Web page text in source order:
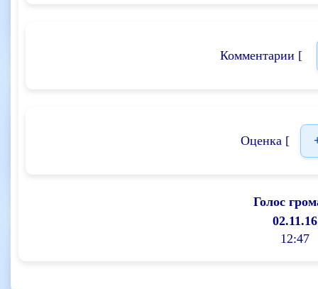
Комментарии [
Оценка [
Голос
02.11.16
12:47